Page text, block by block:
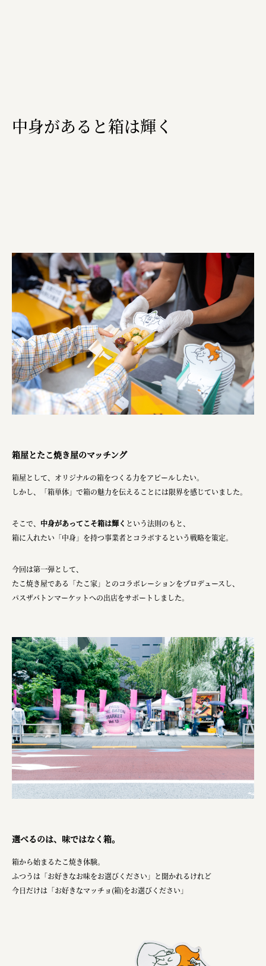
中身があると箱は輝く
箱屋とたこ焼き屋のマッチング
箱屋として、オリジナルの箱をつくる力をアピールしたい。
しかし、「箱単体」で箱の魅力を伝えることには限界を感じていました。
そこで、 中身があってこそ箱は輝く という法則のもと、
箱に入れたい「中身」を持つ事業者とコラボするという戦略を策定。
今回は第一弾として、
たこ焼き屋である「たこ家」とのコラボレーションをプロデュースし、
パスザバトンマーケットへの出店をサポートしました。
選べるのは、味ではなく箱。
箱から始まるたこ焼き体験。
ふつうは「お好きなお味をお選びください」と聞かれるけれど
今日だけは「お好きなマッチョ(箱)をお選びください」